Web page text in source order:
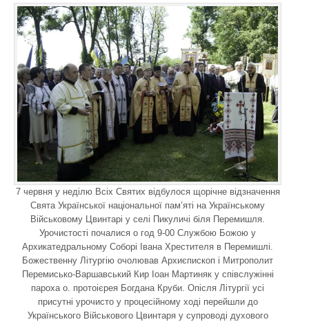
7 червня у неділю Всіх Святих відбулося щорічне відзначення
Свята Української національної пам’яті на Українському
Військовому Цвинтарі у селі Пикуличі біля Перемишля.
Урочистості почалися о год 9-00 Службою Божою у
Архикатедральному Соборі Івана Хрестителя в Перемишлі.
Божественну Літургію очолював Архиєпископ і Митрополит
Перемисько-Варшавський Кир Іоан Мартиняк у співслужінні
пароха о. протоієрея Богдана Круби. Опісля Літургії усі
присутні урочисто у процесійному ході перейшли до
Українського Військового Цвинтаря у супроводі духового